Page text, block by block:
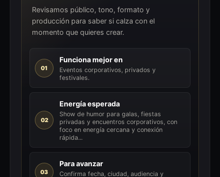
Revisamos público, tono, formato y
producción para saber si calza con el
momento que quieres crear.
01
Funciona mejor en
Eventos corporativos, privados y
festivales.
02
Energía esperada
Show de humor para galas, fiestas
privadas y encuentros corporativos, con
foco en energía cercana y conexión
rápida...
03
Para avanzar
Confirma fecha, ciudad, audiencia y